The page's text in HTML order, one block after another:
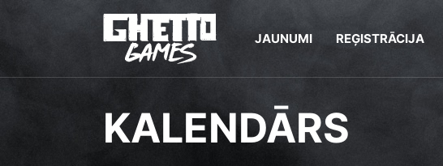
JAUNUMI REĢISTRĀCIJA
KALENDĀRS